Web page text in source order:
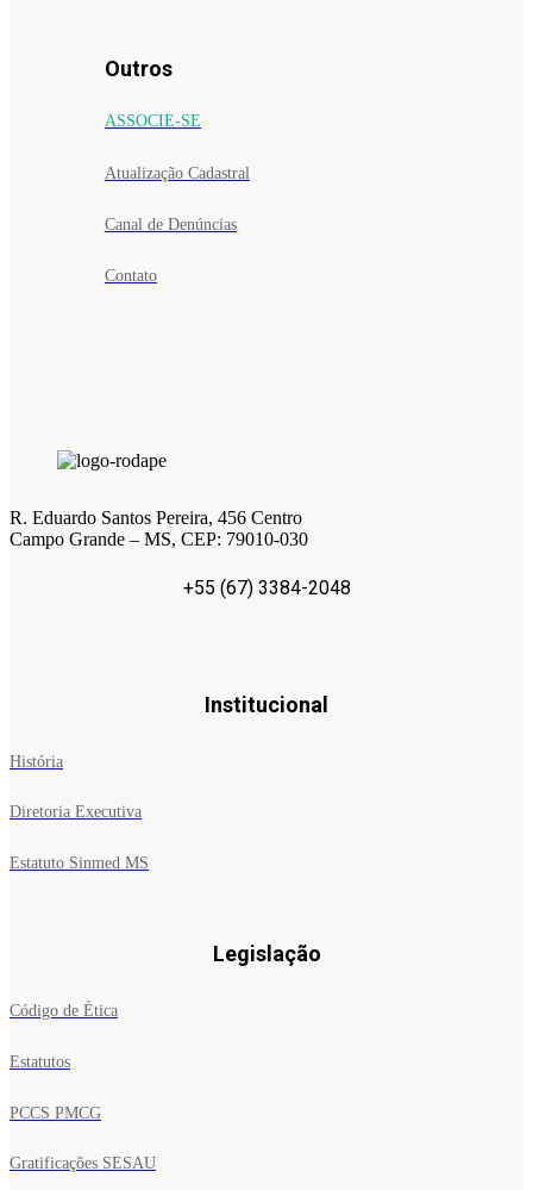
Outros
ASSOCIE-SE
Atualização Cadastral
Canal de Denúncias
Contato
R. Eduardo Santos Pereira, 456 Centro
Campo Grande – MS, CEP: 79010-030
+55 (67) 3384-2048
Institucional
História
Diretoria Executiva
Estatuto Sinmed MS
Legislação
Código de Ética
Estatutos
PCCS PMCG
Gratificações SESAU